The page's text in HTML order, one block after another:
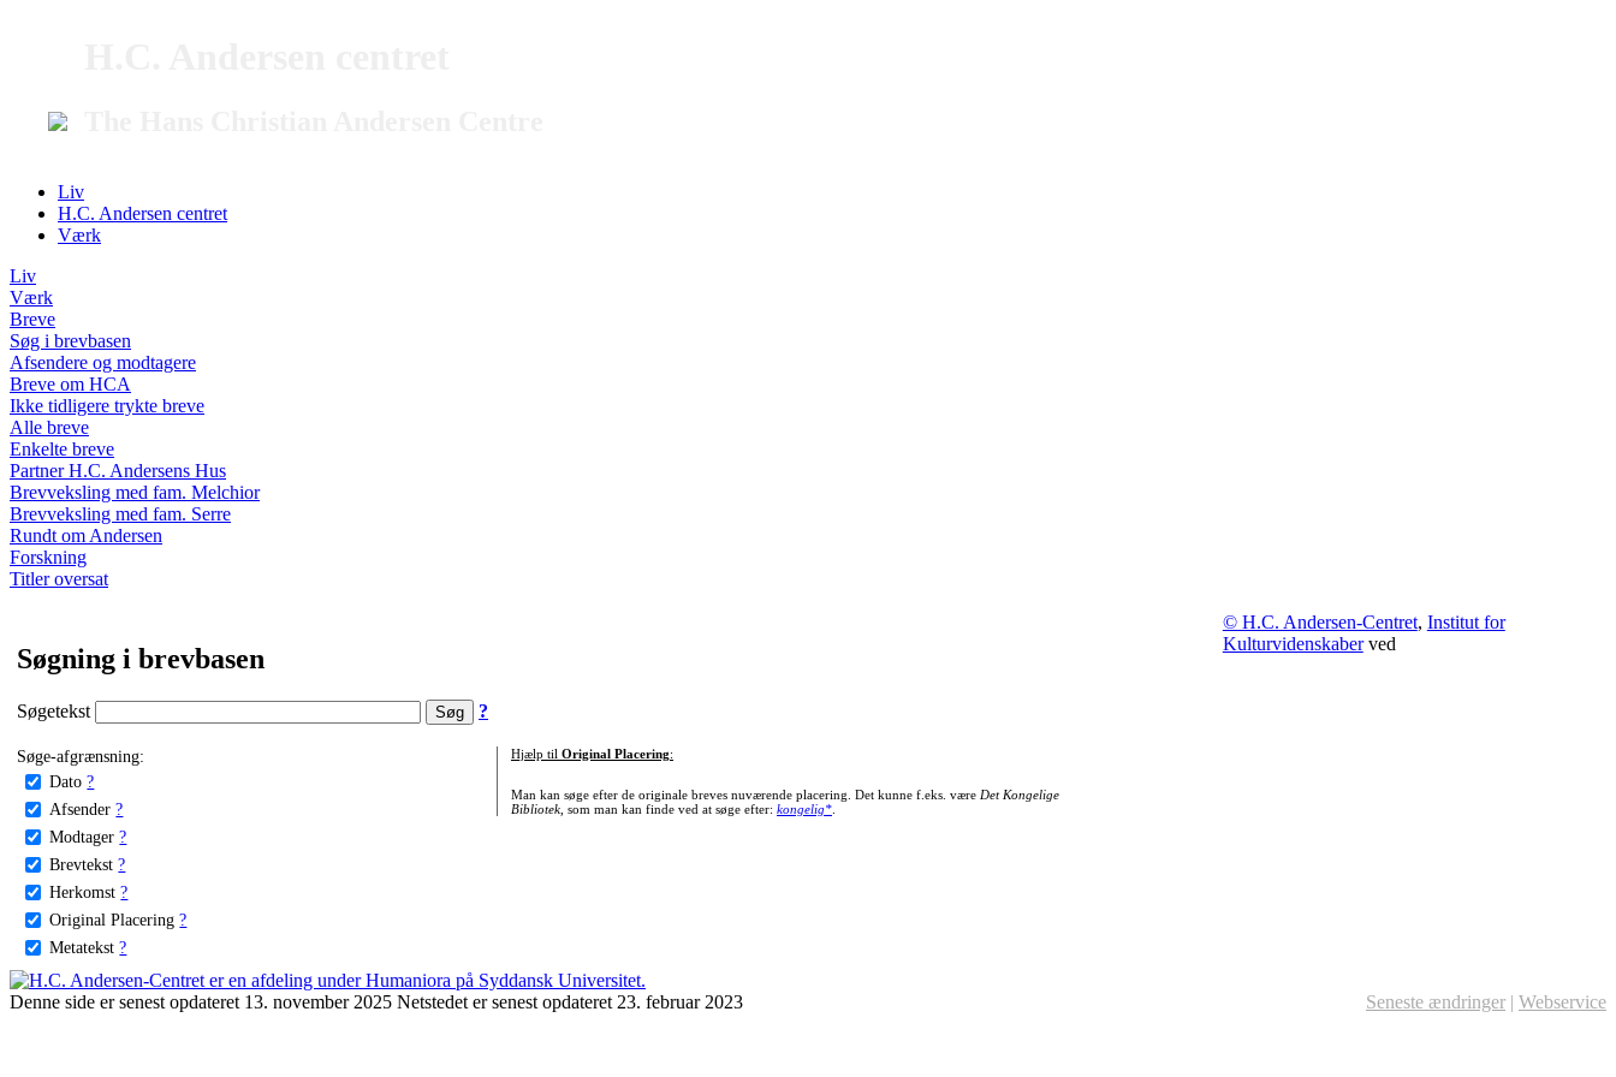
Liv
H.C. Andersen centret
Værk
Liv
Værk
Breve
Søg i brevbasen
Afsendere og modtagere
Breve om HCA
Ikke tidligere trykte breve
Alle breve
Enkelte breve
Partner H.C. Andersens Hus
Brevveksling med fam. Melchior
Brevveksling med fam. Serre
Rundt om Andersen
Forskning
Titler oversat
Søgning i brevbasen
Søgetekst ?
Søge-afgrænsning:
Dato ?
Afsender ?
Modtager ?
Brevtekst ?
Herkomst ?
Original Placering ?
Metatekst ?
Hjælp til Original Placering:
Man kan søge efter de originale breves nuværende placering. Det kunne f.eks. være Det Kongelige
Bibliotek, som man kan finde ved at søge efter: kongelig*.
© H.C. Andersen-Centret, Institut for
Kulturvidenskaberved
Denne side er senest opdateret 13. november 2025 Netstedet er senest opdateret 23. februar 2023 Seneste ændringer | Webservice